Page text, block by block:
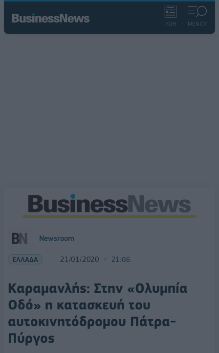
ΡΟΗ ΜΕΝΟΥ
Newsroom
ΕΛΛΑΔΑ 21/01/2020 21:06
Καραμανλής: Στην «Ολυμπία
Οδό» η κατασκευή του
αυτοκινητόδρομου Πάτρα-
Πύργος